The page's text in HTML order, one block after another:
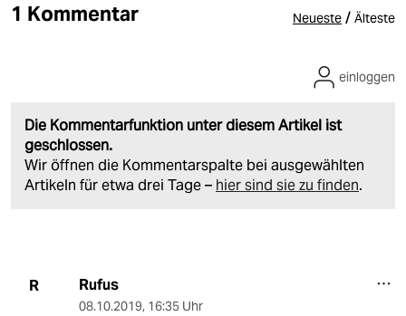
1 Kommentar Neueste / Älteste
Die Kommentarfunktion unter diesem Artikel ist
geschlossen.
Wir öffnen die Kommentarspalte bei ausgewählten
Artikeln für etwa drei Tage – hier sind sie zu finden.
einloggen
R Rufus
08.10.2019, 16:35 Uhr